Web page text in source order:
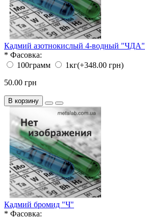
Кадмий азотнокислый 4-водный "ЧДА"
* Фасовка:
100грамм
1кг(+348.00 грн)
50.00 грн
В корзину
Кадмий бромид "Ч"
* Фасовка: